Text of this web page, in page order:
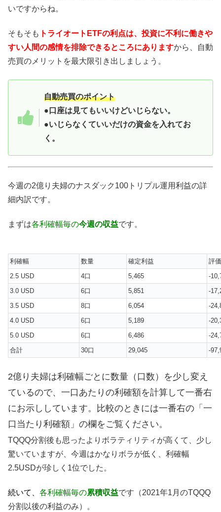
いですからね。
そもそも トライオートETFの利点は、投資に不利に働きや
すい人間の感情を排除できるところにありますから、自動
売買のメリットを最大限引き出しましょう。
自動売買のポイント
●口座は見てもいいけどいじらない。
●いじらなくていいだけの資金を入れてお
く。
今週の2億り夫婦のナスダック100トリプル運用利益の詳
細内訳です。
まずは各利確幅毎の今週の収益です。
利確幅 数量 確定利益
評
2.5 USD
4口 5,465
-
3.0 USD
6口 5,851
-
3.5 USD
8口 6,054
-
4.0 USD
6口 5,189
-
5.0 USD
6口 6,486
-
合計
30口 29,045 -
2億り夫婦は利確幅ごとに数量（口数）を少し変え
ているので、一口あたりの利確額を計算して一番右
にお示ししています。比較のときには一番右の「一
口当たり利確額」の欄をご覧ください。
TQQQ分割後も思ったよりボラティリティが高くて、少し
驚いていますが、今週はかなりボラが低く、利確幅
2.5USDが珍しく1位でした。
続いて、 各利確幅毎の累積収益です（2021年1月のTQQQ
分割以後の利益のみ）。